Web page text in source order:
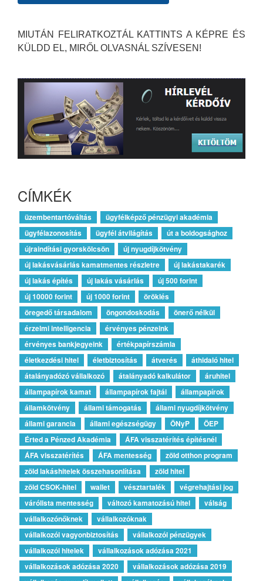
MIUTÁN FELIRATKOZTÁL KATTINTS A KÉPRE ÉS
KÜLDD EL, MIRŐL OLVASNÁL SZÍVESEN!
CÍMKÉK
üzembentartóváltás
ügyfélképző pénzügyi akadémia
ügyfélazonosítás
ügyfél átvilágítás
út a boldogsághoz
újraindítási gyorskölcsön
új nyugdíjkötvény
új lakásvásárlás kamatmentes részletre
új lakástakarék
új lakás építés
új lakás vásárlás
új 500 forint
új 10000 forint
új 1000 forint
öröklés
öregedő társadalom
öngondoskodás
önerő nélkül
érzelmi intelligencia
érvényes pénzeink
érvényes bankjegyeink
értékpapírszámla
életkezdési hitel
életbiztosítás átverés
áthidaló hitel
átalányadózó vállalkozó
átalányadó kalkulátor
áruhitel
állampapírok kamat
állampapírok fajtái
állampapírok
államkötvény
állami támogatás
állami nyugdíjkötvény
állami garancia
állami egészségügy ÖNyP
ÖEP
Érted a Pénzed Akadémia
ÁFA visszatérítés építésnél
ÁFA visszatérítés
ÁFA mentesség
zöld otthon program
zöld lakáshitelek összehasonlítása
zöld hitel
zöld CSOK-hitel
wallet vésztartalék
végrehajtási jog
várólista mentesség
változó kamatozású hitel
válság
vállalkozónőknek
vállalkozóknak
vállalkozói vagyonbiztosítás
vállalkozói pénzügyek
vállalkozói hitelek
vállalkozások adózása 2021
vállalkozások adózása 2020
vállalkozások adózása 2019